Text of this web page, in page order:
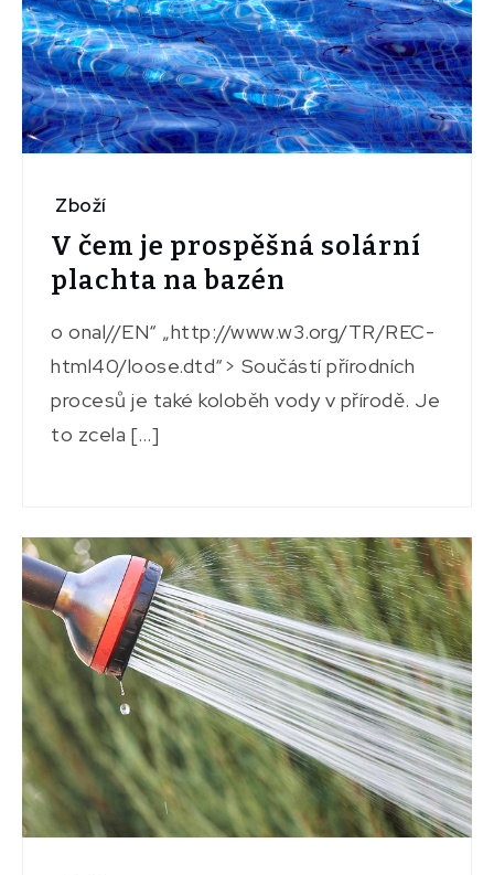
Zboží
V čem je prospěšná solární
plachta na bazén
o onal//EN“ „http://www.w3.org/TR/REC-
html40/loose.dtd“> Součástí přírodních
procesů je také koloběh vody v přírodě. Je
to zcela […]